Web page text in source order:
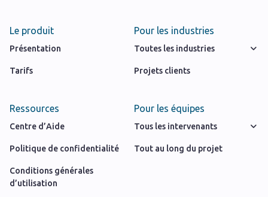
Le produit
Présentation
Tarifs
Pour les industries
Toutes les industries
Projets clients
Ressources
Centre d’Aide
Politique de confidentialité
Conditions générales
d’utilisation
Pour les équipes
Tous les intervenants
Tout au long du projet